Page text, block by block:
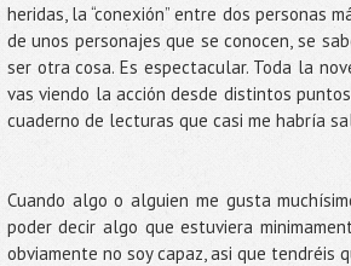
heridas, la “conexión” entre dos personas
de unos personajes que se conocen, se
ser otra cosa. Es espectacular. Toda la
vas viendo la acción desde distintos
cuaderno de lecturas que casi me habría
Cuando algo o alguien me gusta
poder decir algo que estuviera
obviamente no soy capaz, asi que tendréis